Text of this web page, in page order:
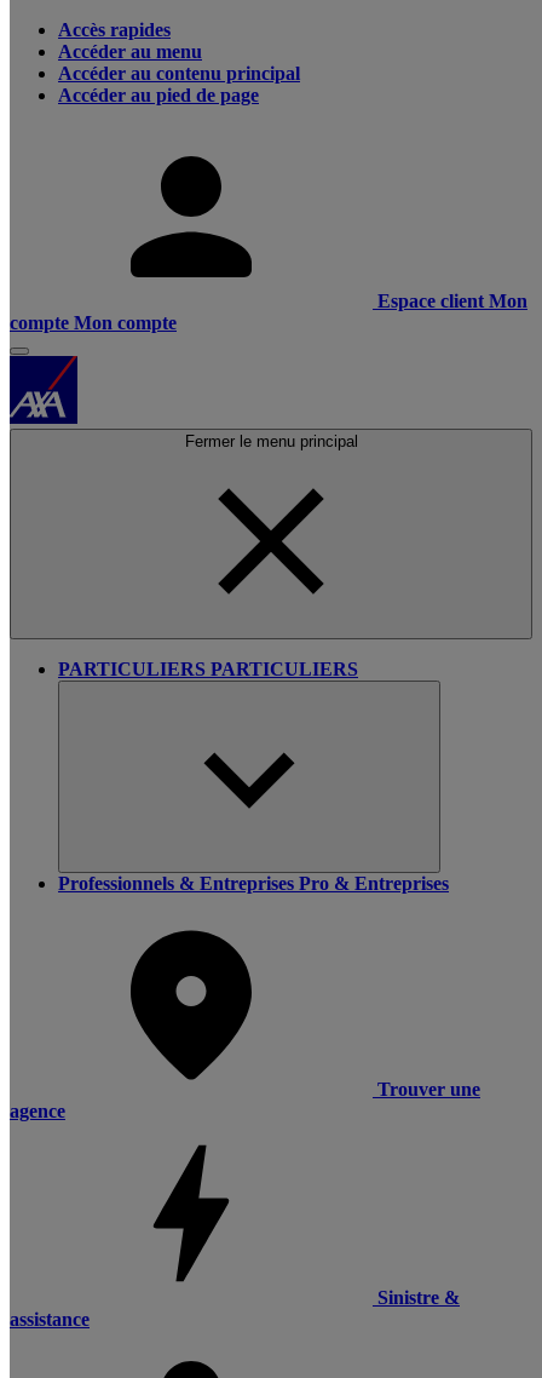
Accès rapides
Accéder au menu
Accéder au contenu principal
Accéder au pied de page
Espace client Mon
compte Mon compte
Fermer le menu principal
PARTICULIERS PARTICULIERS
Professionnels & Entreprises Pro & Entreprises
Trouver une
agence
Sinistre &
assistance